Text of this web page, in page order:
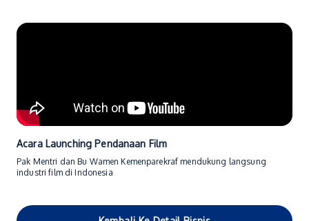
Acara Launching Pendanaan Film
Pak Mentri dan Bu Wamen Kemenparekraf mendukung langsung
industri film di Indonesia